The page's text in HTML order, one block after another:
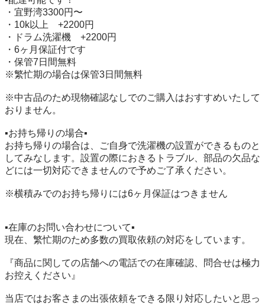
・宜野湾3300円〜
・10k以上　+2200円
・ドラム洗濯機　+2200円
・6ヶ月保証付です
・保管7日間無料
※繁忙期の場合は保管3日間無料
※中古品のため現物確認なしでのご購入はおすすめいたして
おりません。
▪️お持ち帰りの場合▪️
お持ち帰りの場合は、ご自身で洗濯機の設置ができるものと
してみなします。設置の際におきるトラブル、部品の欠品な
どには一切対応できませんので予めご了承ください。
※横積みでのお持ち帰りには6ヶ月保証はつきません
▪️在庫のお問い合わせについて▪️
現在、繁忙期のため多数の買取依頼の対応をしています。
『商品に関しての店舗への電話での在庫確認、問合せは極力
お控えください』
当店ではお客さまの出張依頼をできる限り対応したいと思っ